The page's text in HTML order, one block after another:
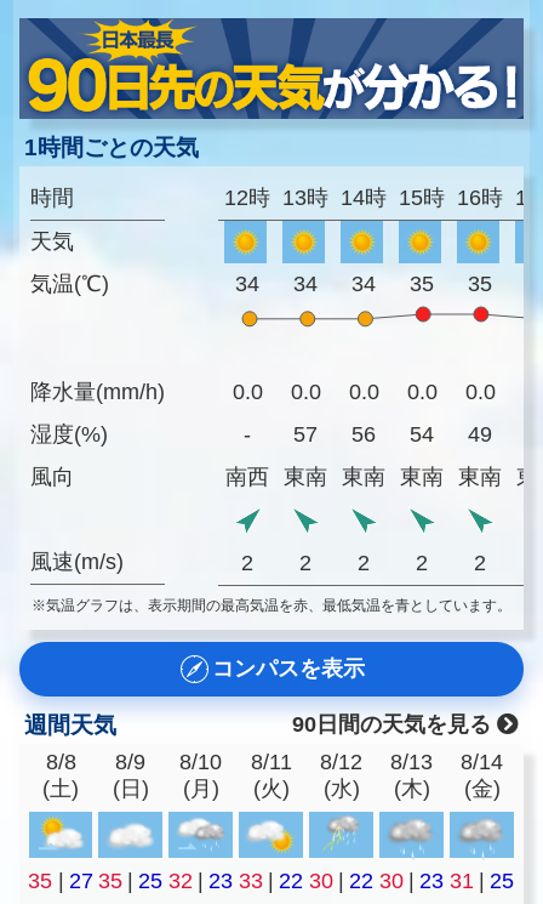
1時間ごとの天気
時間
天気
気温(℃)
降水量(mm/h)
湿度(%)
風向
風速(m/s)
12時 13時 14時 15時 16時
34 34 34 35 35
0.0 0.0 0.0 0.0 0.0
-
57 56 54 49
南西
東南 東南 東南 東南 東
2 2 2 2 2
※気温グラフは、表示期間の最高気温を赤、最低気温を青としています。
コンパスを表示
週間天気
90日間の天気を見る
8/8
(土)
8/9
(日)
8/10
(月)
8/11
(火)
8/12
(水)
8/13
(木)
8/14
(金)
35 27 35 25 32 23 33 22 30 22 30 23 31
25